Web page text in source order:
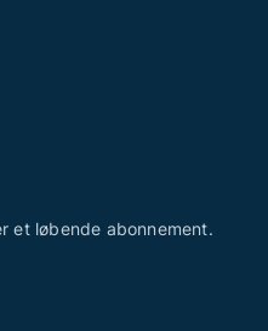
et løbende abonnement.